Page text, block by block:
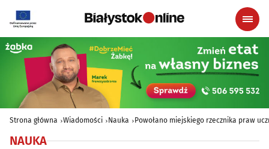
Strona główna Wiadomości Nauka Powołano miejskiego rzecznika praw
NAUKA